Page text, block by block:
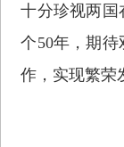
十分珍视两国
个50年，期
作，实现繁荣